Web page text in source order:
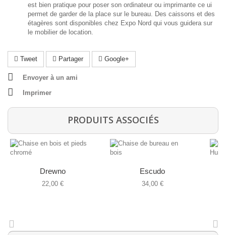
est bien pratique pour poser son ordinateur ou imprimante ce ui
permet de garder de la place sur le bureau. Des caissons et des
étagères sont disponibles chez Expo Nord qui vous guidera sur
le mobilier de location.
Tweet Partager Google+
Envoyer à un ami
Imprimer
PRODUITS ASSOCIÉS
Drewno
22,00 €
Escudo
34,00 €